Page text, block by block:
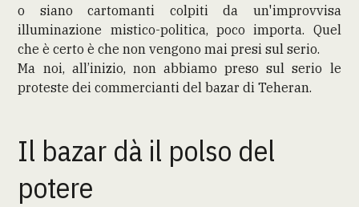
o siano cartomanti colpiti da un'improvvisa
illuminazione mistico-politica, poco importa. Quel
che è certo è che non vengono mai presi sul serio.
Ma noi, all’inizio, non abbiamo preso sul serio le
proteste dei commercianti del bazar di Teheran.
Il bazar dà il polso del
potere